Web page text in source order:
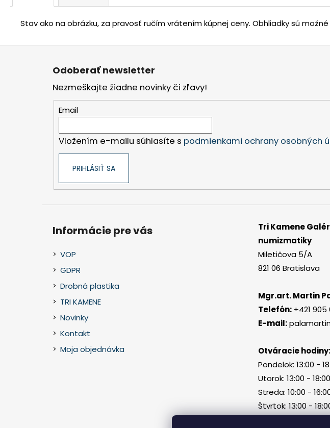
Stav ako na obrázku, za pravosť ručím vrátením kúpnej ceny. Obhliadky sú možné
Z
Odoberať newsletter
Nezmeškajte žiadne novinky či zľavy!
Email
Vložením e-mailu súhlasíte s podmienkami ochrany osobných
PRIHLÁSIŤ SA
Informácie pre vás
VOP
GDPR
Drobná plastika
TRI KAMENE
Novinky
Kontakt
Moja objednávka
Tri Kamene
numizmatiky
Miletičova 5/A
821 06 Bratislava
Mgr.art. Martin
Telefón: +421 905
E-mail:
Otváracie hodiny:
Pondelok: 13:00 -
Utorok: 13:00 - 18:00
Streda: 10:00 -
Štvrtok: 13:00 -